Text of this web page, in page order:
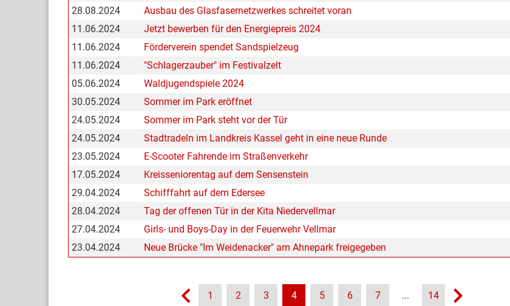
28.08.2024
Ausbau des Glasfasernetzwerkes schreitet voran
11.06.2024
Jetzt bewerben für den Energiepreis 2024
11.06.2024
Förderverein spendet Sandspielzeug
11.06.2024
"Schlagerzauber" im Festivalzelt
05.06.2024
Waldjugendspiele 2024
30.05.2024
Sommer im Park eröffnet
24.05.2024
Sommer im Park steht vor der Tür
24.05.2024
Stadtradeln im Landkreis Kassel geht in eine neue Runde
23.05.2024
E-Scooter Fahrende im Straßenverkehr
17.05.2024
Kreisseniorentag auf dem Sensenstein
29.04.2024
Schifffahrt auf dem Edersee
28.04.2024
Tag der offenen Tür in der Kita Niedervellmar
27.04.2024
Girls- und Boys-Day in der Feuerwehr Vellmar
23.04.2024
Neue Brücke "Im Weidenacker" am Ahnepark freigegeben
1 2 3 4 5 6 7 ... 14